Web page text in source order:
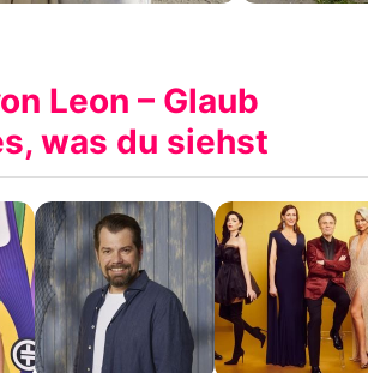
Leon – Glaub
was du siehst